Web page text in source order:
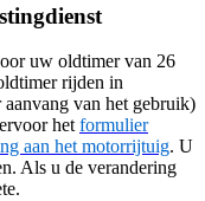
uw oldtimer van 26
rijden in
van het gebruik)
het formulier
aan het motorrijtuig. U
Als u de verandering